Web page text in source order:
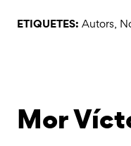
ETIQUETES: Autors,
Mor